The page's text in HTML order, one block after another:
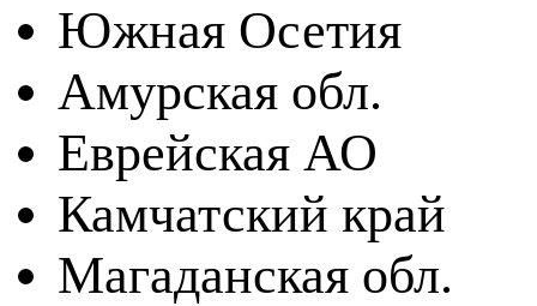
Южная Осетия
Амурская обл.
Еврейская АО
Камчатский край
Магаданская обл.